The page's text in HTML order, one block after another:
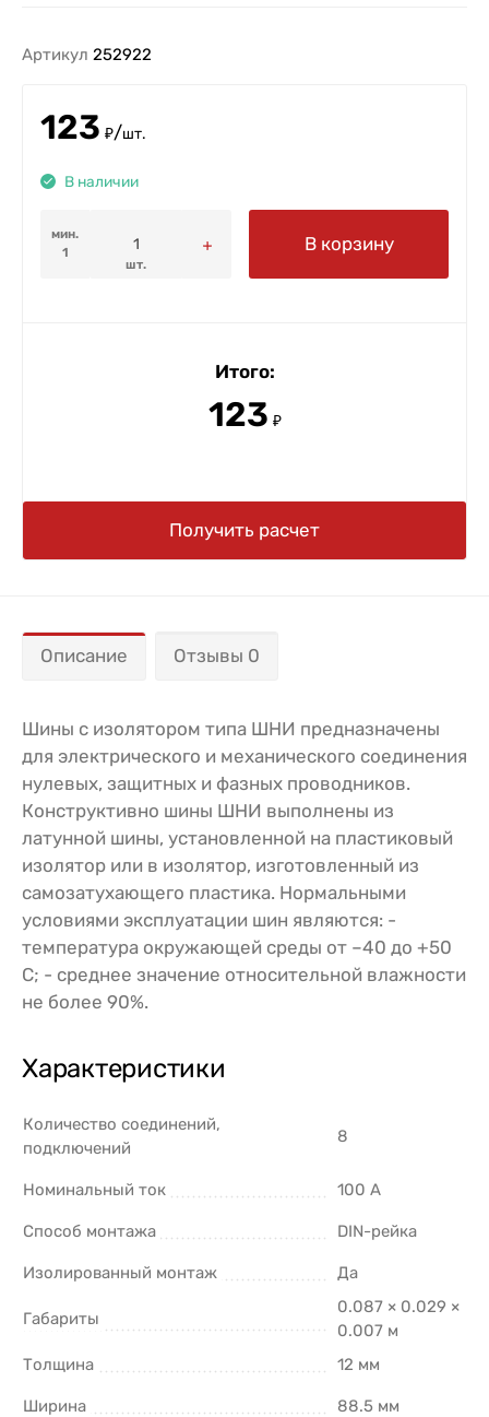
Артикул 252922
123 ₽/шт.
В наличии
мин.
1
шт.
В корзину
Итого:
123 ₽
Получить расчет
Описание Отзывы 0
Шины с изолятором типа ШНИ предназначены
для электрического и механического соединения
нулевых, защитных и фазных проводников.
Конструктивно шины ШНИ выполнены из
латунной шины, установленной на пластиковый
изолятор или в изолятор, изготовленный из
самозатухающего пластика. Нормальными
условиями эксплуатации шин являютcя: -
температура окружающей среды от –40 до +50
С; - среднее значение относительной влажности
не более 90%.
Характеристики
Количество соединений,
подключений
8
Номинальный ток 100 А
Способ монтажа DIN-рейка
Изолированный монтаж Да
Габариты
0.087 × 0.029 ×
0.007 м
Толщина
12 мм
Ширина 88.5 мм